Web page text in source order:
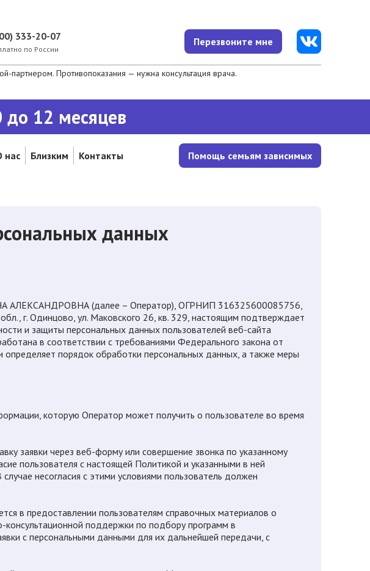
333-20-07
по России
Перезвоните мне
партнером. Противопоказания — нужна консультация врача.
до 12 месяцев
нас Близким Контакты Помощь семьям зависимых
данных
АЛЕКСАНДРОВНА (далее – Оператор), ОГРНИП 316325600085756,
г. Одинцово, ул. Маковского 26, кв. 329, настоящим подтверждает
и защиты персональных данных пользователей веб-сайта
в соответствии с требованиями Федерального закона от
порядок обработки персональных данных, а также меры
которую Оператор может получить о пользователе во время
заявки через веб-форму или совершение звонка по указанному
пользователя с настоящей Политикой и указанными в ней
несогласия с этими условиями пользователь должен
в предоставлении пользователям справочных материалов о
поддержки по подбору программ в
с персональными данными для их дальнейшей передачи, с